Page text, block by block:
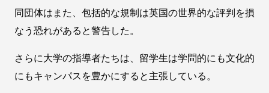
同団体はまた、包括的な規制は英国の世界的な評判を損
なう恐れがあると警告した。
さらに大学の指導者たちは、留学生は学問的にも文化的
にもキャンパスを豊かにすると主張している。